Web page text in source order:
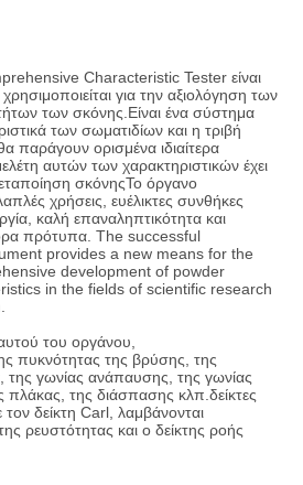
Characteristic Tester είναι
για την αξιολόγηση των
των σκόνης.Είναι ένα σύστημα
των σωματιδίων και η τριβή
παράγουν ορισμένα ιδιαίτερα
αυτών των χαρακτηριστικών έχει
σκόνηςΤο όργανο
χρήσεις, ευέλικτες συνθήκες
καλή επαναληπτικότητα και
πρότυπα. The successful
provides a new means for the
development of powder
in the fields of scientific research
του οργάνου,
πυκνότητας της βρύσης, της
γωνίας ανάπαυσης, της γωνίας
πλάκας, της διάσπασης κλπ.δείκτες
δείκτη Carl, λαμβάνονται
ρευστότητας και ο δείκτης ροής